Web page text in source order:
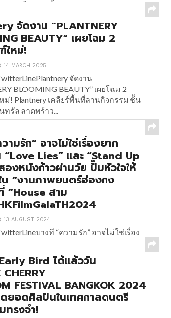
สแรงไม่หยุด ตั้งแต่ UNDER THE
ะกาศเปิดประตูปราสาทชวนสัมผัสความ
ต์ต้อนรับฮาโลวีนครั้งแรกใน
จัดงาน “PLANTNERY
BEAUTY” เผยโฉม 2
หม่!
14 MARCH 2025
จัดงาน
BLOOMING BEAUTY” เผยโฉม 2
! Plantnery เคลียร์พื้นที่ลานกิจกรรม ช้ัน
ทรัล ลาดพร้าว...
ามรัก” อาจไม่ใช่เรื่องยาก
Lies” และ “Stand Up
องหนังก้าวผ่านวัย ปั๊มหัวใจให้
“งานภาพยนตร์ฮ่องกง
“House สาม
13 AUGUST 2024
บางที “ความรัก” อาจไม่ใช่เรื่อง
วัย ปั๊มหัวใจให้พองโต ใน “งานภาพยนตร์
ที่ “House สาม
นอกเหนือจากหนังดุเข้ม
ว “งานภาพยนตร์ฮ่องกง 2024” (Hong
Bird ได้แล้ววัน
FESTIVAL BANGKOK 2024
ยอดศิลปินในเทศกาลดนตรี
ทรงจำ!